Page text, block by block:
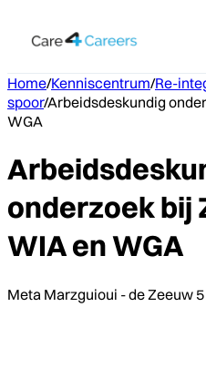
Home/Kenniscentrum/Re-
spoor/Arbeidsdeskundig
WGA
onderzoek bij
WIA en WGA
Meta Marzguioui - de Zeeuw